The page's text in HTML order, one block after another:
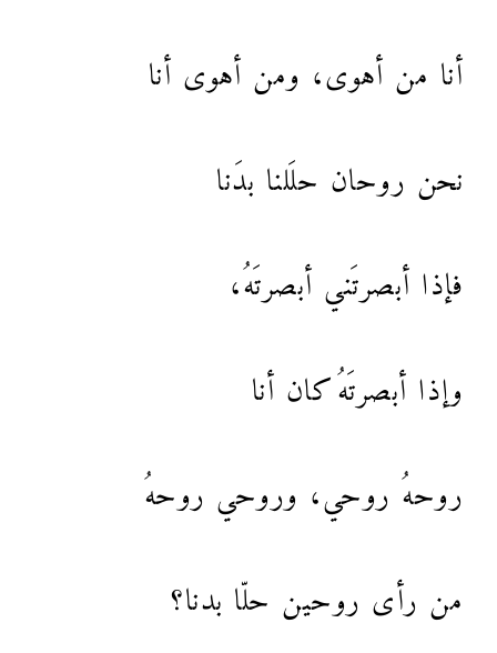
أنا من أهوى، ومن أهوى أنا
نحن روحان حلَلنا بدَنا
فإذا أبصرتَني أبصرتَهُ،
وإذا أبصرتَهُ كان أنا
روحهُ روحي، وروحي روحهُ
من رأى روحين حلّا بدنا؟